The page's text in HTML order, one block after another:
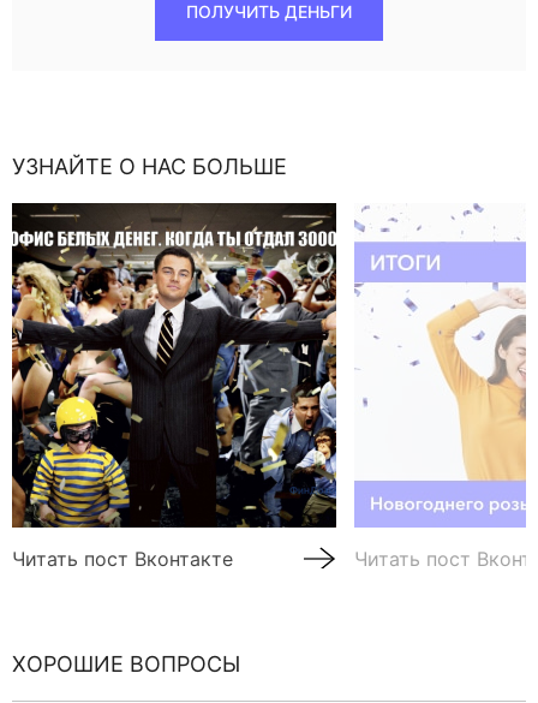
ПОЛУЧИТЬ ДЕНЬГИ
УЗНАЙТЕ О НАС БОЛЬШЕ
Читать пост Вконтакте Читать пост
ХОРОШИЕ ВОПРОСЫ